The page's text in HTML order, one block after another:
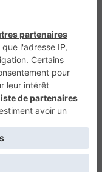
VTTAE.fr FullAttack